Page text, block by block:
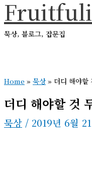
콘
텐
츠
너
뛰
기
묵상, 블로그, 잡문집
메
Home » 묵상 » 더디 해야할
더디 해야할 것
묵상 / 2019년 6월